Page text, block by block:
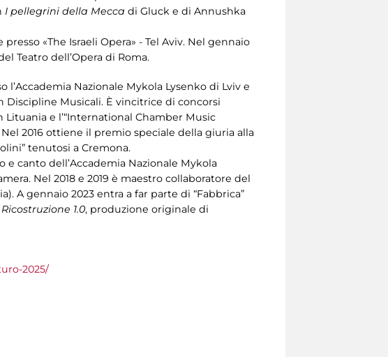
I pellegrini della Mecca di Gluck e di Annushka
«The Israeli Opera» - Tel Aviv. Nel gennaio
Teatro dell’Opera di Roma.
l’Accademia Nazionale Mykola Lysenko di Lviv e
Discipline Musicali. È vincitrice di concorsi
e l’“International Chamber Music
2016 ottiene il premio speciale della giuria alla
tenutosi a Cremona.
canto dell’Accademia Nazionale Mykola
Nel 2018 e 2019 è maestro collaboratore del
A gennaio 2023 entra a far parte di “Fabbrica”
Ricostruzione 1.0, produzione originale di
2025/